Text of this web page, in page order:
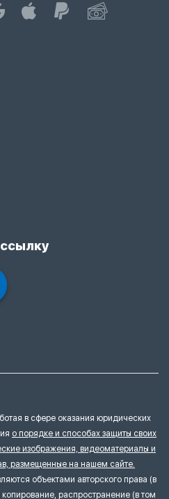
в сфере оказания юридических
о порядке и способах защиты своих
изображения, видеоматериалы и
размещенные на нашем сайте.
объектами авторского права (в
распространение (в том